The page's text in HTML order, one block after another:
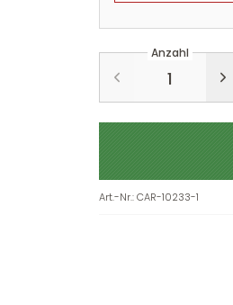
Anzahl
Art.-Nr.:CAR-10233-1